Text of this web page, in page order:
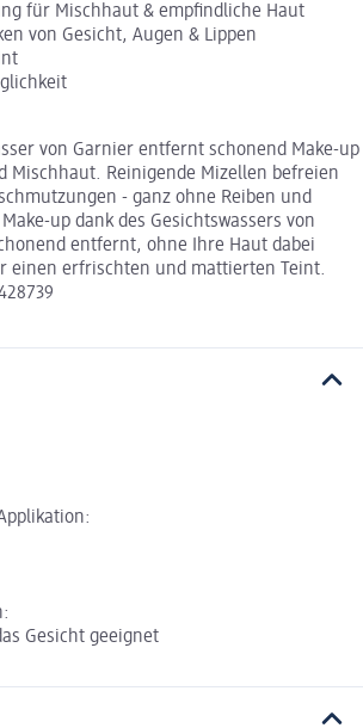
für Mischhaut & empfindliche Haut
von Gesicht, Augen & Lippen
von Garnier entfernt schonend Make-up
Mischhaut. Reinigende Mizellen befreien
- ganz ohne Reiben und
up dank des Gesichtswassers von
entfernt, ohne Ihre Haut dabei
einen erfrischten und mattierten Teint.
Gesicht geeignet